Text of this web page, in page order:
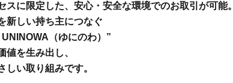
スに限定した、 安心・安全な環境でのお取引が可能。
新しい持ち主につなぐ
UNINOWA（ゆにのわ）”
値を生み出し、
しい取り組みです。